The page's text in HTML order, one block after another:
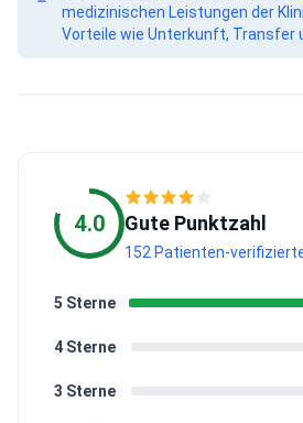
medizinischen Leistungen der
Vorteile wie Unterkunft, Transfer
4.0 Gute Punktzahl
152 Patienten-
3 Sterne
4 Sterne
5 Sterne